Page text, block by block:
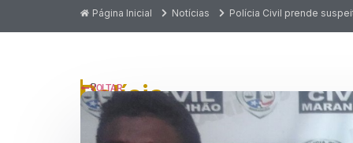
Página Inicial Notícias Polícia Civil prende
P
u
bl
ic
Polícia
Civil
VOLTAR